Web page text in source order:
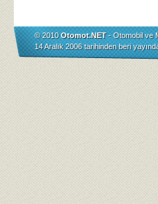
© 2010Otomot.NET- Otomobil ve
14 Aralık 2006 tarihinden beri